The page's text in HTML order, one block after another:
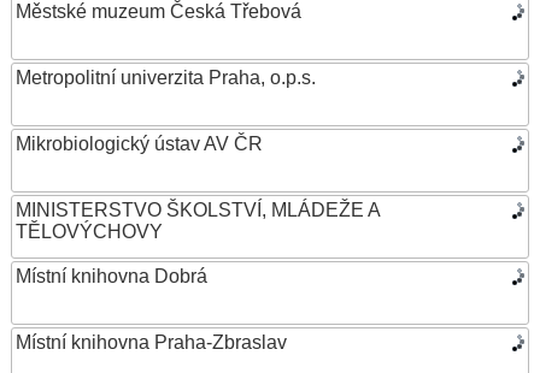
Městské muzeum Česká Třebová
Metropolitní univerzita Praha, o.p.s.
Mikrobiologický ústav AV ČR
MINISTERSTVO ŠKOLSTVÍ, MLÁDEŽE A
TĚLOVÝCHOVY
Místní knihovna Dobrá
Místní knihovna Praha-Zbraslav